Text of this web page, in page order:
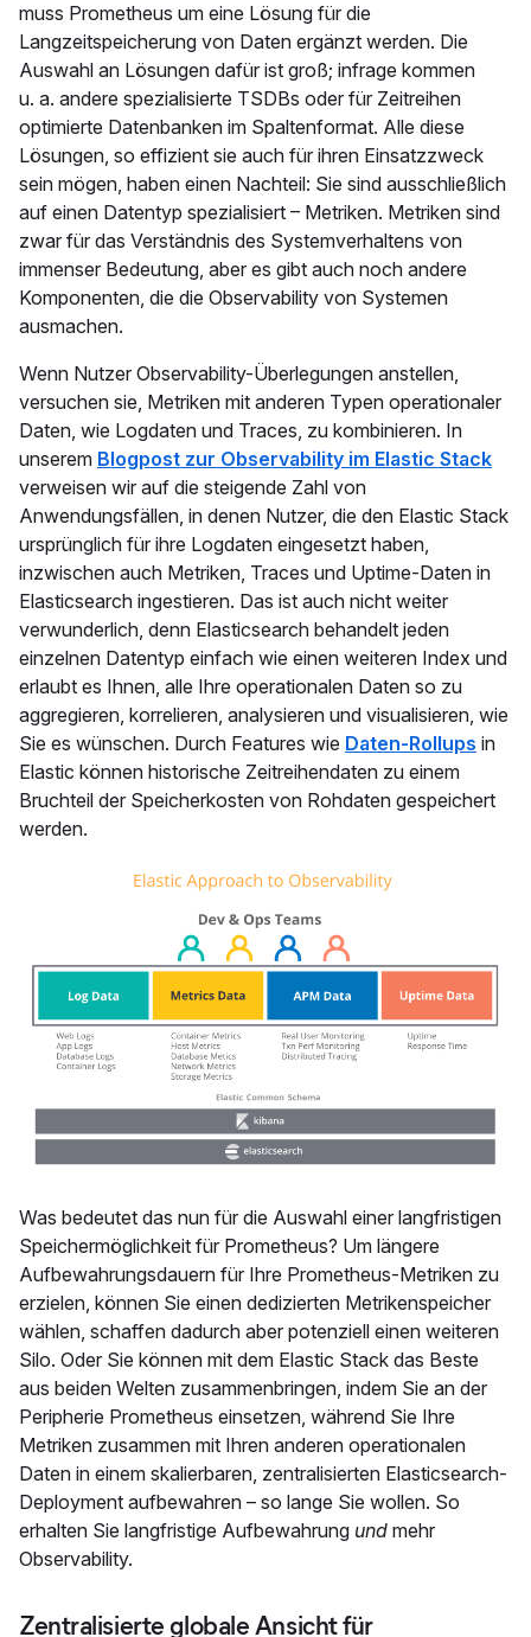
muss Prometheus um eine Lösung für die
Langzeitspeicherung von Daten ergänzt werden. Die
Auswahl an Lösungen dafür ist groß; infrage kommen
u. a. andere spezialisierte TSDBs oder für Zeitreihen
optimierte Datenbanken im Spaltenformat. Alle diese
Lösungen, so effizient sie auch für ihren Einsatzzweck
sein mögen, haben einen Nachteil: Sie sind ausschließlich
auf einen Datentyp spezialisiert – Metriken. Metriken sind
zwar für das Verständnis des Systemverhaltens von
immenser Bedeutung, aber es gibt auch noch andere
Komponenten, die die Observability von Systemen
ausmachen.
Wenn Nutzer Observability-Überlegungen anstellen,
versuchen sie, Metriken mit anderen Typen operationaler
Daten, wie Logdaten und Traces, zu kombinieren. In
unserem Blogpost zur Observability im Elastic Stack
verweisen wir auf die steigende Zahl von
Anwendungsfällen, in denen Nutzer, die den Elastic Stack
ursprünglich für ihre Logdaten eingesetzt haben,
inzwischen auch Metriken, Traces und Uptime-Daten in
Elasticsearch ingestieren. Das ist auch nicht weiter
verwunderlich, denn Elasticsearch behandelt jeden
einzelnen Datentyp einfach wie einen weiteren Index und
erlaubt es Ihnen, alle Ihre operationalen Daten so zu
aggregieren, korrelieren, analysieren und visualisieren, wie
Sie es wünschen. Durch Features wie Daten-Rollups in
Elastic können historische Zeitreihendaten zu einem
Bruchteil der Speicherkosten von Rohdaten gespeichert
werden.
Was bedeutet das nun für die Auswahl einer langfristigen
Speichermöglichkeit für Prometheus? Um längere
Aufbewahrungsdauern für Ihre Prometheus-Metriken zu
erzielen, können Sie einen dedizierten Metrikenspeicher
wählen, schaffen dadurch aber potenziell einen weiteren
Silo. Oder Sie können mit dem Elastic Stack das Beste
aus beiden Welten zusammenbringen, indem Sie an der
Peripherie Prometheus einsetzen, während Sie Ihre
Metriken zusammen mit Ihren anderen operationalen
Daten in einem skalierbaren, zentralisierten Elasticsearch-
Deployment aufbewahren – so lange Sie wollen. So
erhalten Sie langfristige Aufbewahrung und mehr
Observability.
Zentralisierte globale Ansicht für